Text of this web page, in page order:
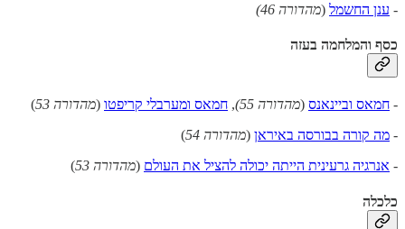
- ענן החשמל (מהדורה 46)
כסף והמלחמה בעזה
- חמאס וביינאנס (מהדורה 55) , חמאס ומערבלי קריפטו (מהדורה 53
)
- מה קורה בבורסה באיראן (מהדורה 54
)
- אנרגיה גרעינית הייתה יכולה להציל את העולם (מהדורה 53 )
כלכלה